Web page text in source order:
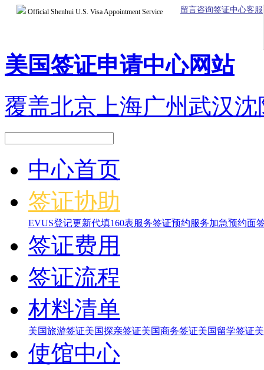
Official Shenhui U.S. Visa Appointment Service 留言咨询签证中心客服
美国签证申请中心网站
覆盖北京上海广州武汉沈
中心首页
签证协助
EVUS登记更新代填160表服务签证预约服务加急预约面
签证费用
签证流程
材料清单
美国旅游签证美国探亲签证美国商务签证美国留学签证
使馆中心